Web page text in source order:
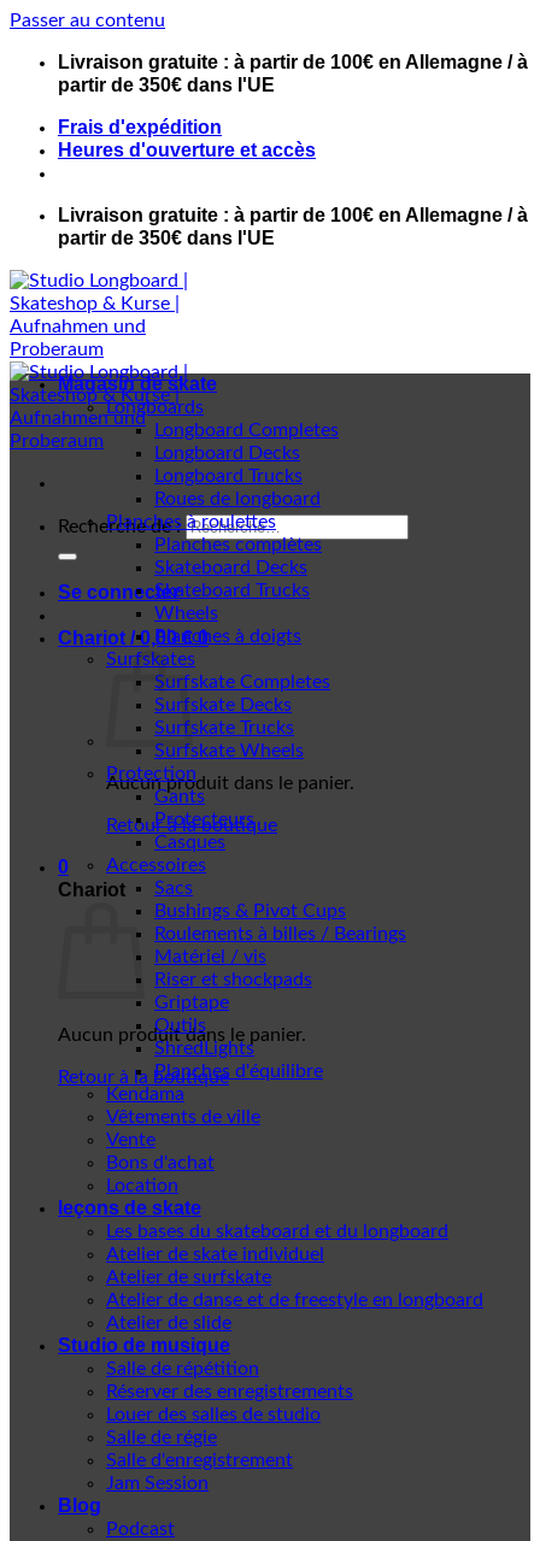
Passer au contenu
Livraison gratuite : à partir de 100€ en Allemagne / à
partir de 350€ dans l'UE
Frais d'expédition
Heures d'ouverture et accès
Livraison gratuite : à partir de 100€ en Allemagne / à
partir de 350€ dans l'UE
Recherche de :
Se connecter
Chariot /0,00€ 0
Aucun produit dans le panier.
Retour à la boutique
0
Chariot
Aucun produit dans le panier.
Retour à la boutique
Magasin de skate
Longboards
Longboard Completes
Longboard Decks
Longboard Trucks
Roues de longboard
Planches à roulettes
Planches complètes
Skateboard Decks
Skateboard Trucks
Wheels
Planches à doigts
Surfskates
Surfskate Completes
Surfskate Decks
Surfskate Trucks
Surfskate Wheels
Protection
Gants
Protecteurs
Casques
Accessoires
Sacs
Bushings & Pivot Cups
Roulements à billes / Bearings
Matériel / vis
Riser et shockpads
Griptape
Outils
ShredLights
Planches d'équilibre
Kendama
Vêtements de ville
Vente
Bons d'achat
Location
leçons de skate
Les bases du skateboard et du longboard
Atelier de skate individuel
Atelier de surfskate
Atelier de danse et de freestyle en longboard
Atelier de slide
Studio de musique
Salle de répétition
Réserver des enregistrements
Louer des salles de studio
Salle de régie
Salle d'enregistrement
Jam Session
Blog
Podcast